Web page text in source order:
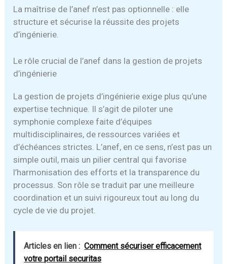
La maîtrise de l’anef n’est pas optionnelle : elle
structure et sécurise la réussite des projets
d’ingénierie.
Le rôle crucial de l’anef dans la gestion de projets
d’ingénierie
La gestion de projets d’ingénierie exige plus qu’une
expertise technique. Il s’agit de piloter une
symphonie complexe faite d’équipes
multidisciplinaires, de ressources variées et
d’échéances strictes. L’anef, en ce sens, n’est pas un
simple outil, mais un pilier central qui favorise
l’harmonisation des efforts et la transparence du
processus. Son rôle se traduit par une meilleure
coordination et un suivi rigoureux tout au long du
cycle de vie du projet.
Articles en lien : Comment sécuriser efficacement
votre portail securitas